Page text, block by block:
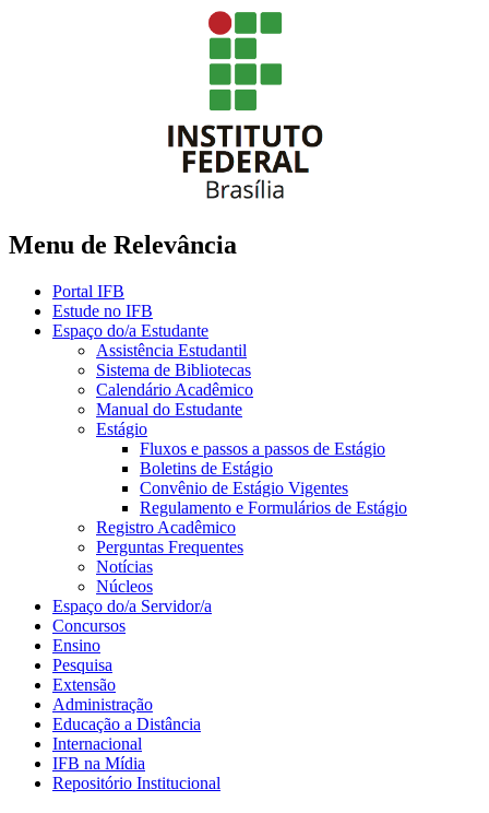
Menu de Relevância
Portal IFB
Estude no IFB
Espaço do/a Estudante
Assistência Estudantil
Sistema de Bibliotecas
Calendário Acadêmico
Manual do Estudante
Estágio
Fluxos e passos a passos de Estágio
Boletins de Estágio
Convênio de Estágio Vigentes
Regulamento e Formulários de Estágio
Registro Acadêmico
Perguntas Frequentes
Notícias
Núcleos
Espaço do/a Servidor/a
Concursos
Ensino
Pesquisa
Extensão
Administração
Educação a Distância
Internacional
IFB na Mídia
Repositório Institucional